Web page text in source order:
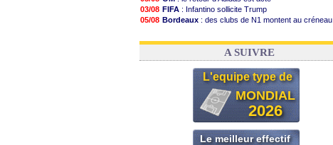
03/08 FIFA : Infantino sollicite Trump
05/08 Bordeaux : des clubs de N1 montent au créneau
03/08 Real: le démenti de Leipzig pour Diomandé
A SUIVRE
L'equipe type de
MONDIAL
2026
Le meilleur effectif